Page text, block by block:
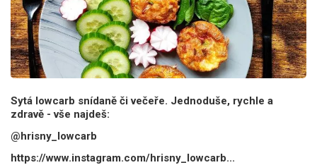
Sytá lowcarb snídaně či večeře. Jednoduše, rychle a
zdravě - vše najdeš:
@hrisny_lowcarb
https://www.instagram.com/hrisny_lowcarb...